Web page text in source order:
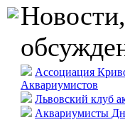
Ассоциация
Аквариумистов
Львовский клуб
Аквариумисты